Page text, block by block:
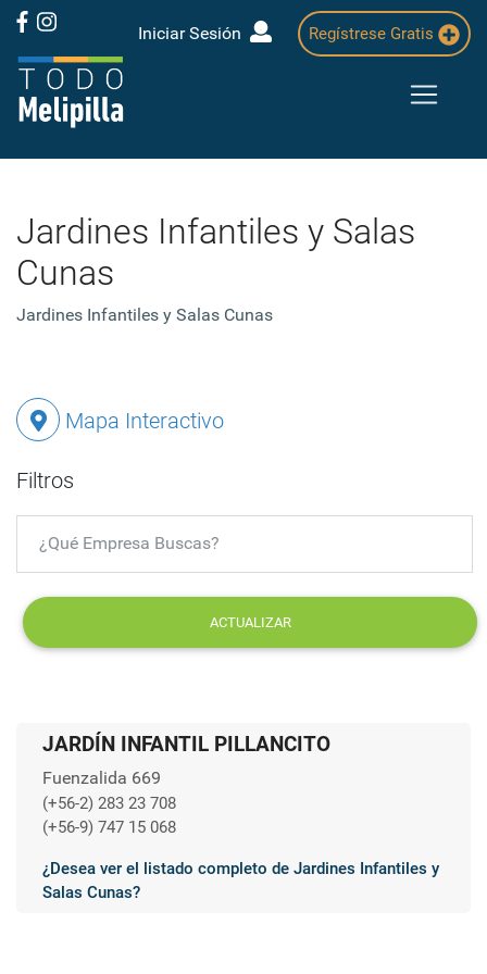
Iniciar Sesión Regístrese Gratis
Jardines Infantiles y Salas
Cunas
Jardines Infantiles y Salas Cunas
Mapa Interactivo
Filtros
ACTUALIZAR
JARDÍN INFANTIL PILLANCITO
Fuenzalida 669
(+56-2) 283 23 708
(+56-9) 747 15 068
¿Desea ver el listado completo de Jardines Infantiles y
Salas Cunas?